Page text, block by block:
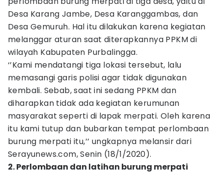
Desa Karang Jambe, Desa Karanggambas, dan
Desa Gemuruh. Hal itu dilakukan karena kegiatan
melanggar aturan saat diterapkannya PPKM di
wilayah Kabupaten Purbalingga.
‘’Kami mendatangi tiga lokasi tersebut, lalu
memasangi garis polisi agar tidak digunakan
kembali. Sebab, saat ini sedang PPKM dan
diharapkan tidak ada kegiatan kerumunan
masyarakat seperti di lapak merpati. Oleh karena
itu kami tutup dan bubarkan tempat perlombaan
burung merpati itu,’’ ungkapnya melansir dari
Serayunews.com, Senin (18/1/2020).
2. Perlombaan dan latihan burung merpati